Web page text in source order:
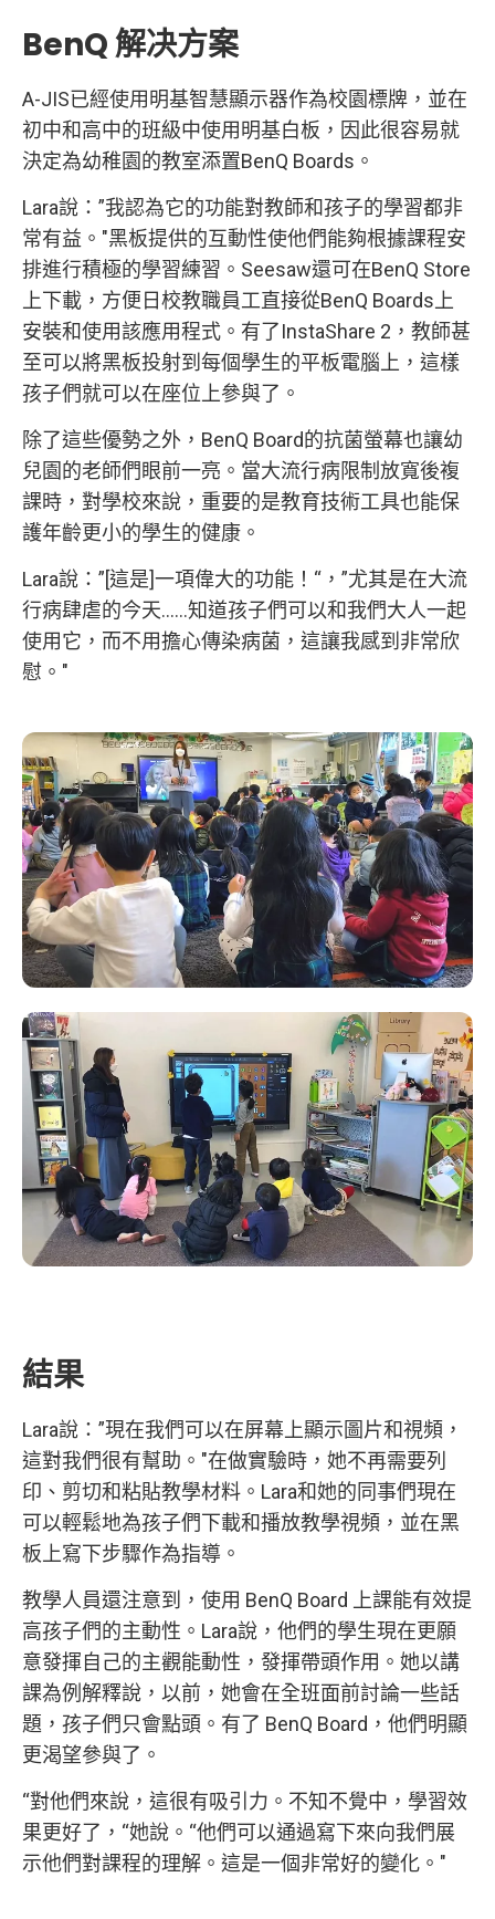
BenQ 解决方案
A-JIS已經使用明基智慧顯示器作為校園標牌，並在
初中和高中的班級中使用明基白板，因此很容易就
決定為幼稚園的教室添置BenQ Boards。
Lara說：”我認為它的功能對教師和孩子的學習都非
常有益。"黑板提供的互動性使他們能夠根據課程安
排進行積極的學習練習。Seesaw還可在BenQ Store
上下載，方便日校教職員工直接從BenQ Boards上
安裝和使用該應用程式。有了InstaShare 2，教師甚
至可以將黑板投射到每個學生的平板電腦上，這樣
孩子們就可以在座位上參與了。
除了這些優勢之外，BenQ Board的抗菌螢幕也讓幼
兒園的老師們眼前一亮。當大流行病限制放寬後複
課時，對學校來說，重要的是教育技術工具也能保
護年齡更小的學生的健康。
Lara說：”[這是]一項偉大的功能！“，”尤其是在大流
行病肆虐的今天......知道孩子們可以和我們大人一起
使用它，而不用擔心傳染病菌，這讓我感到非常欣
慰。"
結果
Lara說：”現在我們可以在屏幕上顯示圖片和視頻，
這對我們很有幫助。"在做實驗時，她不再需要列
印、剪切和粘貼教學材料。Lara和她的同事們現在
可以輕鬆地為孩子們下載和播放教學視頻，並在黑
板上寫下步驟作為指導。
教學人員還注意到，使用 BenQ Board 上課能有效提
高孩子們的主動性。Lara說，他們的學生現在更願
意發揮自己的主觀能動性，發揮帶頭作用。她以講
課為例解釋說，以前，她會在全班面前討論一些話
題，孩子們只會點頭。有了 BenQ Board，他們明顯
更渴望參與了。
“對他們來說，這很有吸引力。不知不覺中，學習效
果更好了，“她說。“他們可以通過寫下來向我們展
示他們對課程的理解。這是一個非常好的變化。"